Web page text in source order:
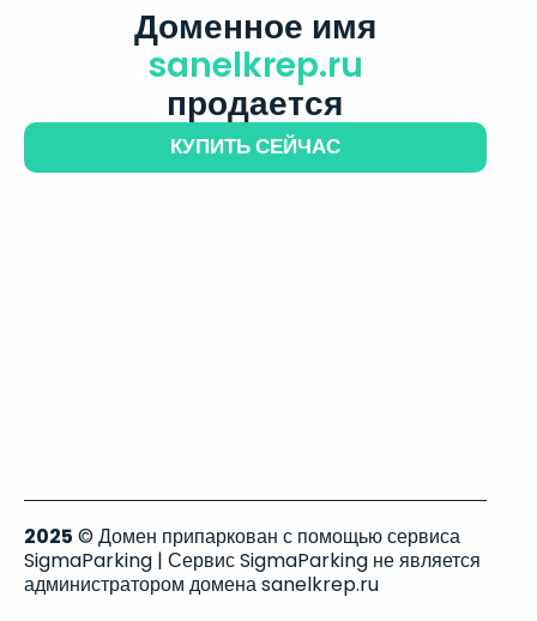
Доменное имя
sanelkrep.ru
продается
КУПИТЬ СЕЙЧАС
2025 © Домен припаркован с помощью сервиса
SigmaParking | Сервис SigmaParking не является
администратором домена sanelkrep.ru